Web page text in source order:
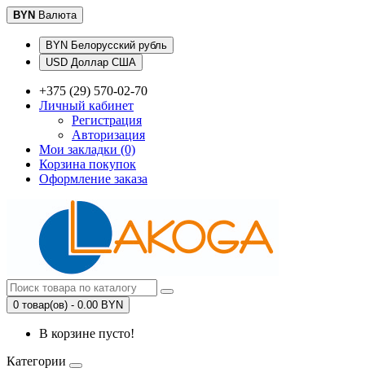
BYN Валюта
BYN Белорусский рубль
USD Доллар США
+375 (29) 570-02-70
Личный кабинет
Регистрация
Авторизация
Мои закладки (0)
Корзина покупок
Оформление заказа
0 товар(ов) - 0.00 BYN
В корзине пусто!
Категории